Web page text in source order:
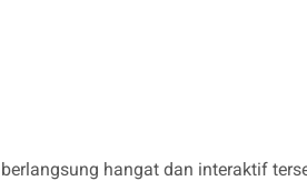
hangat dan interaktif